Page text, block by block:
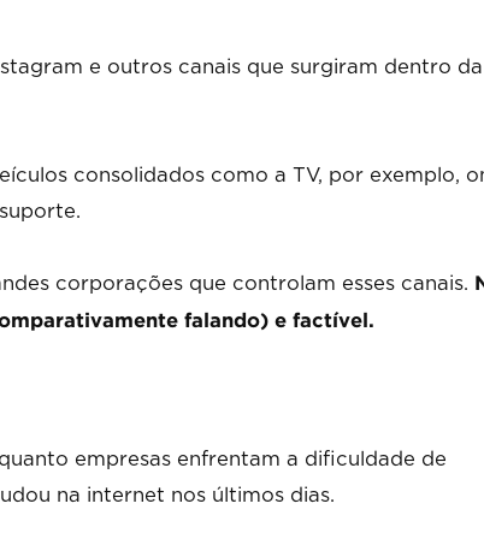
e outros canais que surgiram dentro da
consolidados como a TV, por exemplo,
corporações que controlam esses canais.
falando) e factível.
empresas enfrentam a dificuldade de
na internet nos últimos dias.